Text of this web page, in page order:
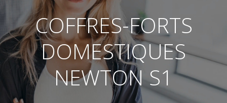
COFFRES-FORTS
DOMESTIQUES
NEWTON S1